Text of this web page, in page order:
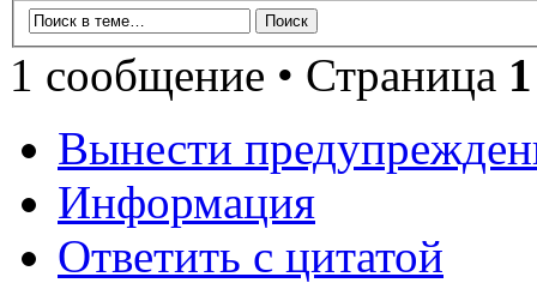
1 сообщение • Страница 1
Вынести
Информация
Ответить с цитатой